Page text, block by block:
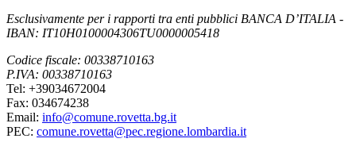
Esclusivamente per i rapporti tra enti pubblici BANCA D’ITALIA -
IBAN: IT10H0100004306TU0000005418
Codice fiscale: 00338710163
P.IVA: 00338710163
Tel: +39034672004
Fax: 034674238
Email: info@comune.rovetta.bg.it
PEC: comune.rovetta@pec.regione.lombardia.it